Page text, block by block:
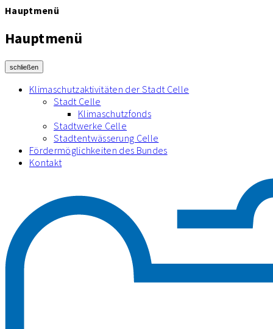
Hauptmenü
Hauptmenü
schließen
Klimaschutzaktivitäten der Stadt Celle
Stadt Celle
Klimaschutzfonds
Stadtwerke Celle
Stadtentwässerung Celle
Fördermöglichkeiten des Bundes
Kontakt